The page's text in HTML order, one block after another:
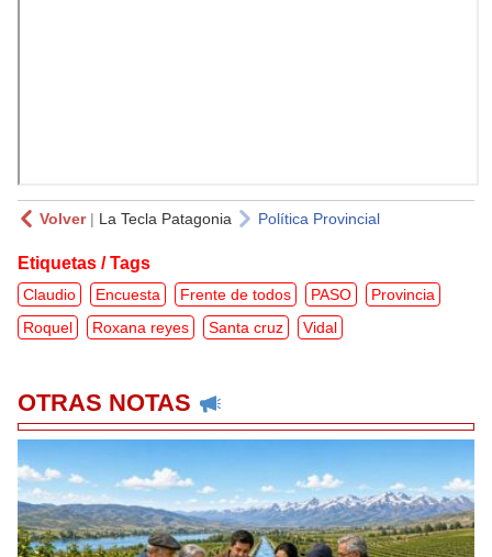
Volver| La Tecla Patagonia Política Provincial
Etiquetas / Tags
Claudio Encuesta Frente de todos PASO
Provincia
Roquel
Roxana reyes Santa cruz Vidal
OTRAS NOTAS